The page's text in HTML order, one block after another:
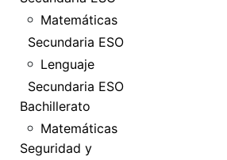
Matemáticas
Secundaria ESO
Lenguaje
Secundaria ESO
Bachillerato
Matemáticas
Seguridad y